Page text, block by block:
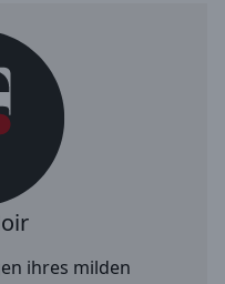
ihres milden